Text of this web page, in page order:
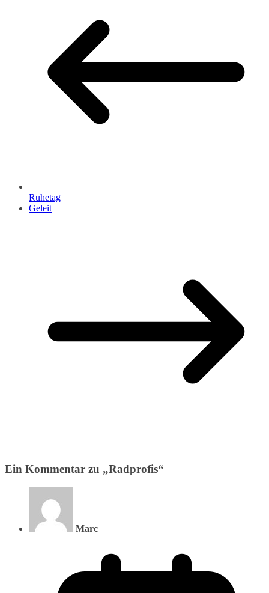
Ruhetag
Geleit
Ein Kommentar zu „Radprofis“
Marc